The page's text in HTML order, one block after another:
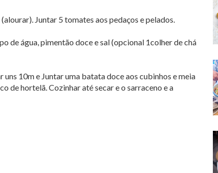
Juntar 5 tomates aos pedaços e pelados.
de água, pimentão doce e sal (opcional 1colher de chá
10m e Juntar uma batata doce aos cubinhos e meia
de hortelã. Cozinhar até secar e o sarraceno e a